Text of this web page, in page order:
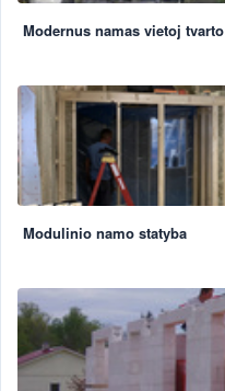
Modernus namas vietoj tvarto
Modulinio namo statyba